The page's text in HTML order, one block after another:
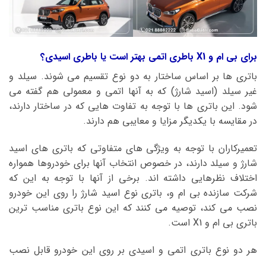
برای بی ام و X1 باطری اتمی بهتر است یا باطری اسیدی؟
باتری ها بر اساس ساختار به دو نوع تقسیم می شوند. سیلد و
غیر سیلد (اسید شارژ) که به آنها اتمی و معمولی هم گفته می
شود. این باتری ها با توجه به تفاوت هایی که در ساختار دارند،
در مقایسه با یکدیگر مزایا و معایبی هم دارند.
تعمیرکاران با توجه به ویژگی های متفاوتی که باتری های اسید
شارژ و سیلد دارند، در خصوص انتخاب آنها برای خودروها همواره
اختلاف نظرهایی داشته اند. برخی از آنها با توجه به این که
شرکت سازنده بی ام و، باتری نوع اسید شارژ را روی این خودرو
نصب می کند، توصیه می کنند که این نوع باتری مناسب ترین
باتری بی ام و X1 است.
هر دو نوع باتری اتمی و اسیدی بر روی این خودرو قابل نصب